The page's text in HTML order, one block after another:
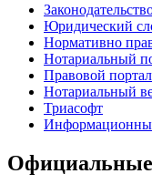
Юридический
Нормативно
Нотариальный
Правовой
Нотариальный
Триасофт